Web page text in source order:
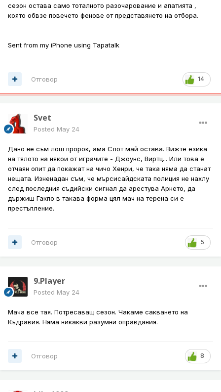
сезон остава само тоталното разочарование и апатията ,
която обвзе повечето фенове от представянето на отбора.
Sent from my iPhone using Tapatalk
14
Отговор
Svet
Posted May 24
Дано не съм лош пророк, ама Слот май остава. Вижте езика
на тялото на някои от играчите - Джоунс, Виртц... Или това е
отчаян опит да покажат на чичо Хенри, че така няма да станат
нещата. Изненадан съм, че мърсисайдската полиция не нахлу
след последния съдийски сигнал да арестува Арнето, да
държиш Гакпо в такава форма цял мач на терена си е
престъпление.
5
Отговор
9.Player
Posted May 24
Мача все тая. Потресаващ сезон. Чакаме сакването на
Къдравия. Няма никакви разумни оправдания.
8
Отговор